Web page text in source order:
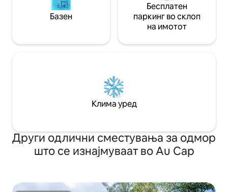
Базен
Бесплатен
паркинг во склоп
на имотот
Клима уред
Други одлични сместувања за одмор
што се изнајмуваат во Au Cap